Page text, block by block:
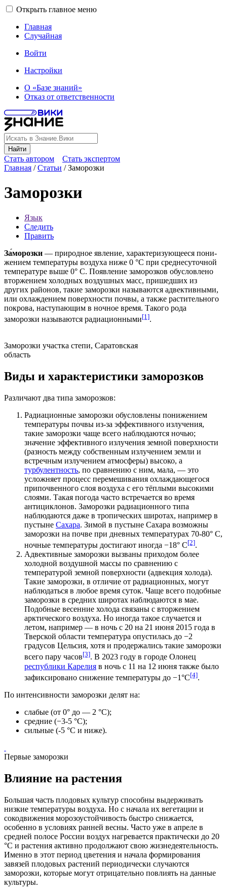
Открыть главное меню
Главная
Случайная
Войти
Настройки
О «Базе знаний»
Отказ от ответственности
Найти
Стать автором
Стать экспертом
Главная /Статьи /Заморозки
Заморозки
Язык
Следить
Править
За́морозки — природное явление, характеризующееся по­ни­
же­нием тем­пе­ра­ту­ры воз­ду­ха ни­же 0 °C при сред­не­су­точ­ной
температуре вы­ше 0° С. Появле­ние заморозков об­у­слов­ле­но
втор­же­ни­ем холодных воздушных масс, пришедших из
других районов, такие заморозки называются адвективными,
или ох­ла­ж­де­ни­ем по­верх­но­сти поч­вы, а также растительного
покрова, наступающим в ночное время. Такого рода
заморозки называются радиационными[1].
Заморозки участка степи, Саратовская
область
Виды и характеристики заморозков
Различают два типа заморозков:
Радиационные заморозки обусловлены понижением
температуры почвы из-за эффективного излучения,
такие заморозки чаще всего наблюдаются ночью;
значение эффективного излучения земной поверхности
(разность между собственным излучением земли и
встречным излучением атмосферы) высоко, а
турбулентность, по сравнению с ним, мала, — это
усложняет процесс перемешивания охлаждающегося
припочвенного слоя воздуха с его тёплыми высокими
слоями. Такая погода часто встречается во время
антициклонов. Заморозки радиационного типа
наблюдаются даже в тропических широтах, например в
пустыне Сахара. Зимой в пустыне Сахара возможны
заморозки на почве при дневных температурах 70-80° С,
ночные температуры достигают иногда −18° С[2].
Адвективные заморозки вызваны приходом более
холодной воздушной массы по сравнению с
температурой земной поверхности (адвекция холода).
Такие заморозки, в отличие от радиационных, могут
наблюдаться в любое время суток. Чаще всего подобные
заморозки в средних широтах наблюдаются в мае.
Подобные весенние холода связаны с вторжением
арктического воздуха. Но иногда такое случается и
летом, например — в ночь с 20 на 21 июня 2015 года в
Тверской области температура опустилась до −2
градусов Цельсия, хотя и продержались такие заморозки
всего пару часов[3]. В 2023 году в городе Олонец
республики Карелия в ночь с 11 на 12 июня также было
зафиксировано снижение температуры до −1°С[4].
По интенсивности заморозки делят на:
слабые (от 0° до — 2 °С);
средние (−3-5 °С);
сильные (-5 °С и ниже).
Первые заморозки
Влияние на растения
Большая часть плодовых культур способны выдерживать
низкие температуры воздуха. Но с начала их вегетации и
сокодвижения морозоустойчивость быстро снижается,
особенно в условиях ранней весны. Часто уже в апреле в
средней полосе России воздух нагревается практически до 20
°С и растения активно продолжают свою жизнедеятельность.
Именно в этот период цветения и начала формирования
завязей плодовых растений периодически случаются
заморозки, которые могут отрицательно повлиять на данные
культуры.